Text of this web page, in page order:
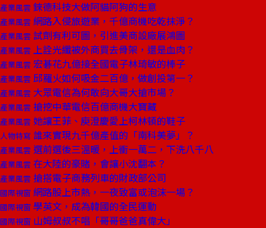
產業風雲 錸德科技大做阿貓阿狗的生意
產業風雲 網路入侵旅遊業，千億商機吃乾抹淨？
產業風雲 試劑有利可圖，引進美商設廠展鴻圖
產業風雲 上詮光纖被外商買去骨架，還是血肉？
產業風雲 宏碁花九億接全國電子林琦敏的棒子
產業風雲 邱羅火如何吸金二百億，做創投第一？
產業風雲 大眾電信為何敢向大哥大搶市場？
產業風雲 搶挖中華電信百億商機大寶藏
產業風雲 她讓王菲、庾澄慶愛上柯林頓的鞋子
人物特寫 誰來實現九千億產值的「南科美夢」？
產業風雲 選前選後三溫暖，上衝一萬二，下洗八千八
產業風雲 在大陸的豪賭，會讓小沈翻本？
產業風雲 搶搭電子商務列車的財政部公司
國際視窗 網路股上市熱，一夜致富或泡沫一場？
國際視窗 學英文，成為韓國的全民運動
國際視窗 山姆叔叔不唱「哥哥爸爸真偉大」